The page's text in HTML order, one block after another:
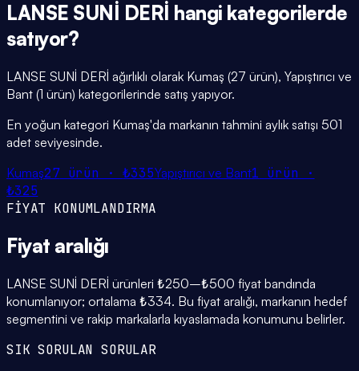
LANSE SUNİ DERİ hangi kategorilerde
satıyor?
LANSE SUNİ DERİ ağırlıklı olarak Kumaş (27 ürün), Yapıştırıcı ve
Bant (1 ürün) kategorilerinde satış yapıyor.
En yoğun kategori Kumaş'da markanın tahmini aylık satışı 501
adet seviyesinde.
Kumaş27ürün ·₺335Yapıştırıcı ve Bant1 ürün ·
₺325
FİYAT KONUMLANDIRMA
Fiyat aralığı
LANSE SUNİ DERİ ürünleri ₺250–₺500 fiyat bandında
konumlanıyor; ortalama ₺334. Bu fiyat aralığı, markanın hedef
segmentini ve rakip markalarla kıyaslamada konumunu belirler.
SIK SORULAN SORULAR